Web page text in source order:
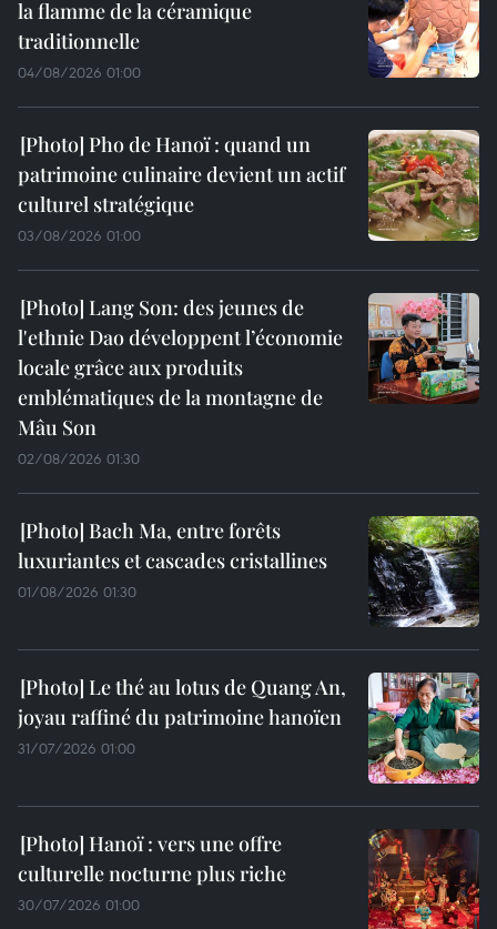
la flamme de la céramique
traditionnelle
04/08/2026 01:00
Pho de Hanoï : quand un
patrimoine culinaire devient un actif
culturel stratégique
03/08/2026 01:00
Lang Son: des jeunes de
l'ethnie Dao développent l’économie
locale grâce aux produits
emblématiques de la montagne de
Mâu Son
02/08/2026 01:30
Bach Ma, entre forêts
luxuriantes et cascades cristallines
01/08/2026 01:30
Le thé au lotus de Quang An,
joyau raffiné du patrimoine hanoïen
31/07/2026 01:00
Hanoï : vers une offre
culturelle nocturne plus riche
30/07/2026 01:00